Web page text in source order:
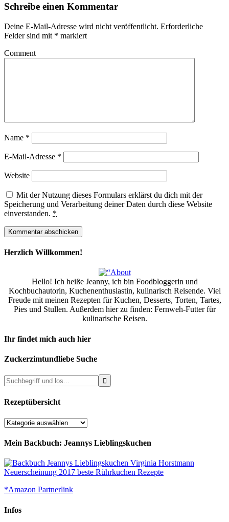
Schreibe einen Kommentar
Deine E-Mail-Adresse wird nicht veröffentlicht. Erforderliche
Felder sind mit * markiert
Comment
Name *
E-Mail-Adresse *
Website
Mit der Nutzung dieses Formulars erklärst du dich mit der
Speicherung und Verarbeitung deiner Daten durch diese Website
einverstanden. *
Herzlich Willkommen!
Hello! Ich heiße Jeanny, ich bin Foodbloggerin und
Kochbuchautorin, Kuchenenthusiastin, kulinarisch Reisende. Viel
Freude mit meinen Rezepten für Kuchen, Desserts, Torten, Tartes,
Pies und Stullen. Außerdem hier zu finden: Fernweh-Futter für
kulinarische Reisen.
Ihr findet mich auch hier
Zuckerzimtundliebe Suche
Rezeptübersicht
Rezeptübersicht
Mein Backbuch: Jeannys Lieblingskuchen
*Amazon Partnerlink
Infos